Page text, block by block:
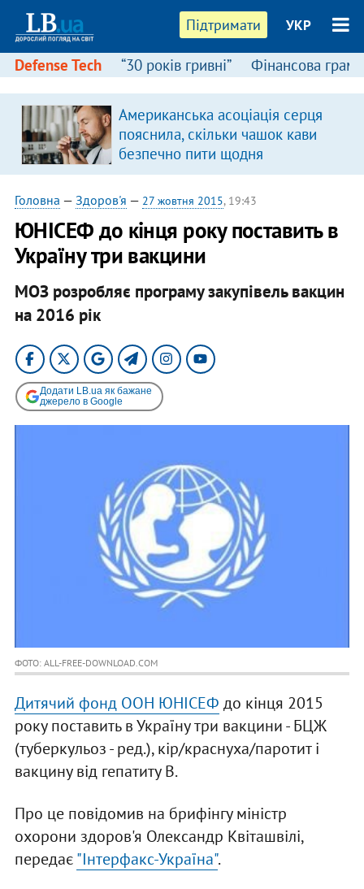
Підтримати УКР
Defense Tech “30 років гривні” Фінансова
Американська асоціація серця
пояснила, скільки чашок кави
безпечно пити щодня
Головна — Здоров'я — 27 жовтня 2015, 19:43
ЮНІСЕФ до кінця року поставить в
Україну три вакцини
МОЗ розробляє програму закупівель вакцин
на 2016 рік
Додати LB.ua як бажане
джерело в Google
ФОТО: ALL-FREE-DOWNLOAD.COM
Дитячий фонд ООН ЮНІСЕФ до кінця 2015
року поставить в Україну три вакцини - БЦЖ
(туберкульоз - ред.), кір/краснуха/паротит і
вакцину від гепатиту В.
Про це повідомив на брифінгу міністр
охорони здоров'я Олександр Квіташвілі,
передає"Інтерфакс-Україна".